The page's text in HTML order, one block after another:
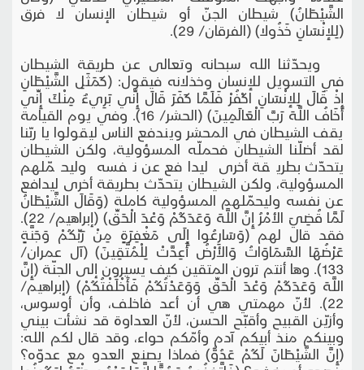
الشَّيْطَانُ) شيطان الجنّ أو شيطان الإنسان لا فرق
(لِلإنْسَانِ خَذُولا) (الفرقان/ 29).
ويحدّثنا الله سبحانه وتعالى عن طريقة الشيطان
في التسويل للإنسان وخذلانه فيقول: (كَمَثَلِ الشَّيْطَانِ
إِذْ قَالَ لِلإنْسَانِ اكْفُرْ فَلَمَّا كَفَرَ قَالَ إِنِّي بَرِيءٌ مِنْكَ إِنِّي
أَخَافُ اللَّهَ رَبَّ الْعَالَمِينَ) (الحشر/ 16). وفي يوم القيامة
يقف الشيطان في المحشر ويندفع الناس ليقولوا يا ربّنا
لقد أضلّنا الشيطان فحملّه المسؤولية، ولكن الشيطان
يتحدّث بطريقة أخرى ليدافع عن نفسه وليحمّلهم
المسؤولية، ولكن الشيطان يتحدّث بطريقة أخرى ليدافع
عن نفسه وليحمّلهم المسؤولية كاملة (وَقَالَ الشَّيْطَانُ
لَمَّا قُضِيَ الأمْرُ إِنَّ اللَّهَ وَعَدَكُمْ وَعْدَ الْحَقِّ) (إبراهيم/ 22).
فقد قال لهم (وَسَارِعُوا إِلَى مَغْفِرَةٍ مِنْ رَبِّكُمْ وَجَنَّةٍ
عَرْضُهَا السَّمَاوَاتُ وَالأرْضُ أُعِدَّتْ لِلْمُتَّقِينَ) (آل عمران/
133). وها أنتم ترون المتقين كيف يسيرون إلى الجنّة (إِنَّ
اللَّهَ وَعَدَكُمْ وَعْدَ الْحَقِّ وَوَعَدْتُكُمْ فَأَخْلَفْتُكُمْ) (إبراهيم/
22). لأنّ مهمتي هي أن أعد فاخلف، وأن أوسوس،
وأزيّن القبيح وأقبّح الحسن، لأنّ العداوة قد نشأت بيني
وبينكم منذ أبيكم آدم وأمّكم حواء، وقد قال لكم الله:
(إِنَّ الشَّيْطَانَ لَكُمْ عَدُوٌّ) فماذا يصنع العدو مع عدوّه؟